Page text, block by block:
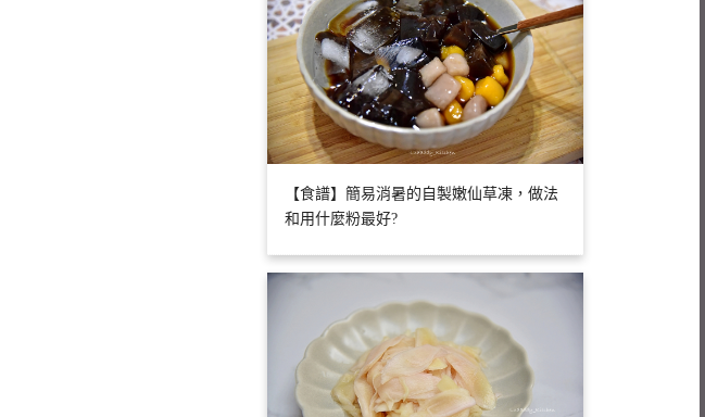
【食譜】簡易消暑的自製嫩仙草凍，做法
和用什麼粉最好?